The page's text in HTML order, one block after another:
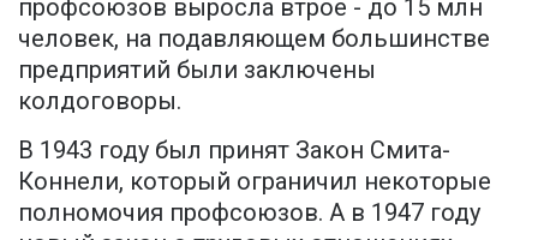
профсоюзов выросла втрое - до 15 млн
человек, на подавляющем большинстве
предприятий были заключены
колдоговоры.
В 1943 году был принят Закон Смита-
Коннели, который ограничил некоторые
полномочия профсоюзов. А в 1947 году